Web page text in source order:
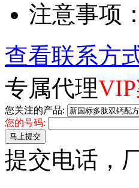
注意事项
查看联系方
专属代理
您关注的产品:
您的号码:
马上提交
提交电话，